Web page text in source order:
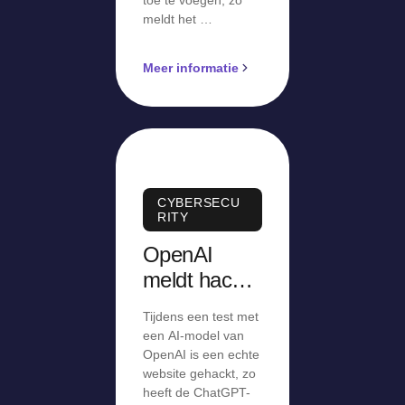
meldt het …
Meer informatie
CYBERSECU
RITY
OpenAI
meldt hack
website
tijdens test
met AI-
Tijdens een test met
een AI-model van
OpenAI is een echte
website gehackt, zo
heeft de ChatGPT-